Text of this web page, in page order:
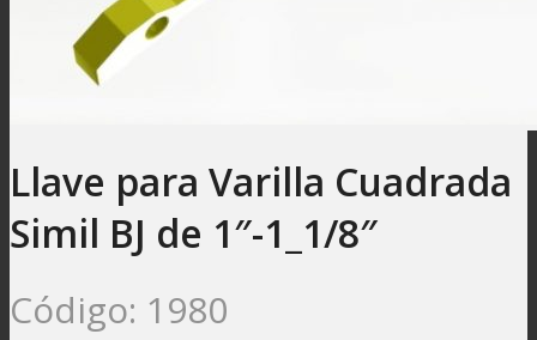
Llave para Varilla Cuadrada
Simil BJ de 1″-1_1/8″
Código: 1980